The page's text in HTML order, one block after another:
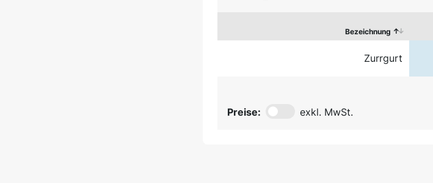
Bezeichnung
Zurrgurt
Preise: exkl. MwSt.